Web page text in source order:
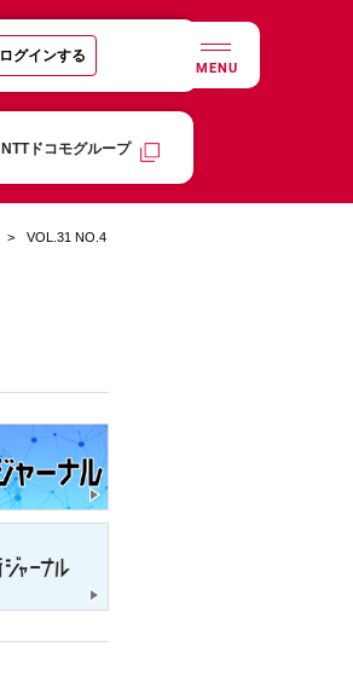
ログインする
MENU
NTTドコモグループ
VOL.31 NO.4